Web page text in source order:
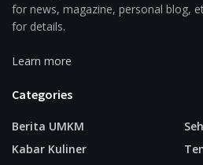
for news, magazine, personal blog,
for details.
Learn more
Categories
Berita UMKM
Kabar Kuliner